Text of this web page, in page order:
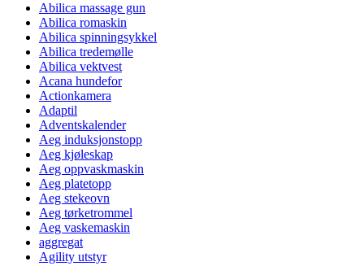
Abilica massage gun
Abilica romaskin
Abilica spinningsykkel
Abilica tredemølle
Abilica vektvest
Acana hundefor
Actionkamera
Adaptil
Adventskalender
Aeg induksjonstopp
Aeg kjøleskap
Aeg oppvaskmaskin
Aeg platetopp
Aeg stekeovn
Aeg tørketrommel
Aeg vaskemaskin
aggregat
Agility utstyr